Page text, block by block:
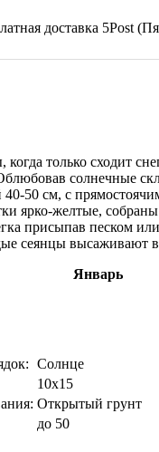
доставка 5Post
только сходит
солнечные
40-50 см, с
ярко-желтые,
присыпав песком
сеянцы высаживают
Январь
Солнце
10х15
Открытый грунт
до 50